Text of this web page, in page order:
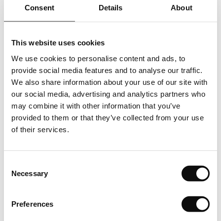
Consent Details About
This website uses cookies
We use cookies to personalise content and ads, to
provide social media features and to analyse our traffic.
We also share information about your use of our site with
our social media, advertising and analytics partners who
may combine it with other information that you’ve
provided to them or that they’ve collected from your use
of their services.
Selection
Necessary
Preferences
estimata de livrare. In cazul unui raspuns pozitiv, agreat de
achizitionata in m2 (metri patrati) va fi livrata in cutii, fiecare
cutie avand o cantitate clar specificata in m2 (metri
patrati/cutie). Astfel cantitatea totala in m2 (metri patrati)
care se va comanda, respectiv achizitiona, va insemna un
numar intreg de cutii.
Depozitare
sa fie instalata mocheta. Deschideti cutiile in partea
ore pentru a se aclimatiza.